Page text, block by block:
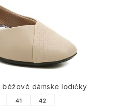
béžové dámske lodičky
41 42